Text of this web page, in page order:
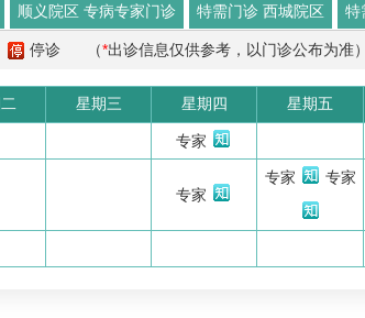
顺义院区 专病专家门诊 特需门诊 西城院区 特
停诊 （*出诊信息仅供参考，以门诊公布为准）
星期三 星期四 星期五
专家
专家
专家 专家